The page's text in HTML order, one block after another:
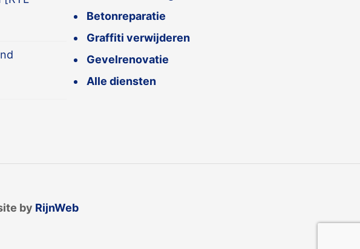
Betonreparatie
Graffiti verwijderen
Gevelrenovatie
Alle diensten
by RijnWeb